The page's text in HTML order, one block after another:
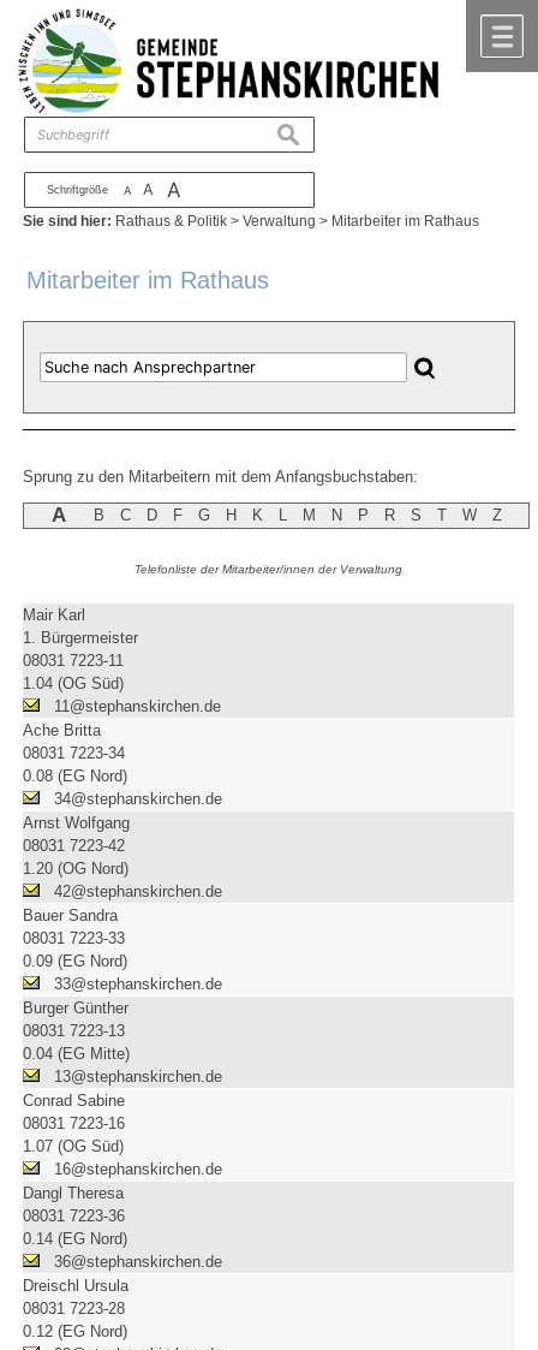
Zum Inhalt ,zur Navigation
Schriftgröße A A A
suchen
Sie sind hier: Rathaus & Politik >Verwaltung > Mitarbeiter im Rathaus
Mitarbeiter im Rathaus
Sprung zu den Mitarbeitern mit dem Anfangsbuchstaben:
A B C D F G H K L M N P R S T W Z
Telefonliste der Mitarbeiter/innen der Verwaltung
Mair Karl
1. Bürgermeister
08031 7223-11
1.04 (OG Süd)
11@stephanskirchen.de
Ache Britta
08031 7223-34
0.08 (EG Nord)
34@stephanskirchen.de
Arnst Wolfgang
08031 7223-42
1.20 (OG Nord)
42@stephanskirchen.de
Bauer Sandra
08031 7223-33
0.09 (EG Nord)
33@stephanskirchen.de
Burger Günther
08031 7223-13
0.04 (EG Mitte)
13@stephanskirchen.de
Conrad Sabine
08031 7223-16
1.07 (OG Süd)
16@stephanskirchen.de
Dangl Theresa
08031 7223-36
0.14 (EG Nord)
36@stephanskirchen.de
Dreischl Ursula
08031 7223-28
0.12 (EG Nord)